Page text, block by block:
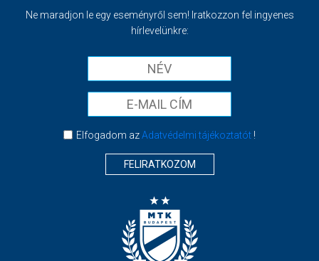
Ne maradjon le egy eseményről sem! Iratkozzon fel ingyenes
hírlevelünkre:
Elfogadom azAdatvédelmi tájékoztatót!
FELIRATKOZOM